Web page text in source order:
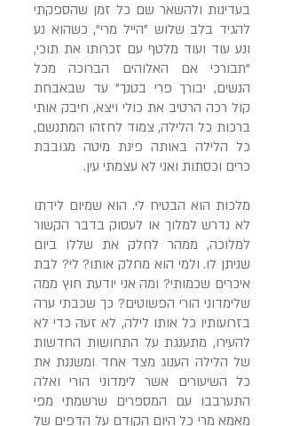
בעדינות ולהשאר שם כל זמן שהספקתי
להגיד בלב שלוש "הייל מרי", כשהוא נע
ונע עוד ועוד מלטף עם זכרותו את תוכי,
"תבורכי אם האלוהים הברוכה מכל
הנשים, יבורך פרי בטנך" עד שבאבחת
קול רכה הרטיב את כולי ויצא, חיבק אותי
ברכות כל הלילה, צמוד לחזהו המתנשם,
כל הלילה באותה פינת מיטה מגובבת
כרים וכסתות ואני לא עצמתי עין.
מלכות הוא הבטיח לי. הוא שמיום לידתו
לא נדרש למלוך או לעסוק בדבר הקשור
למלוכה, ממהר לחלק את שללו ביום
שניתן לו. ולמי הוא מחלק אותו? לי? לבת
איכרים שכמותי? ומה אני יודעת חוץ ממה
שלימדוני הורי הפשוטים? כך שכבתי ערה
בזרועותיו כל אותו לילה, לא זעה כדי לא
להעירו, מתענגת על התחושות החדשות
של הלילה הענוג מצד אחד ומשננת את
כל השיעורים אשר לימדוני הורי ואלה
התערבבו עם המספרים שרשמתי מפי
מאמא מרי כל היום הקודם על הדפים של